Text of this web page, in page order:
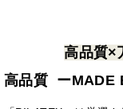
高品質×
高品質 ーMADE